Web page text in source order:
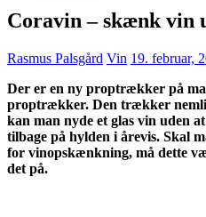
Coravin – skænk vin
Rasmus Palsgård Vin 19. februar,
Der er en ny proptrækker på
proptrækker. Den trækker
kan man nyde et glas vin uden
tilbage på hylden i årevis. Skal
for vinopskænkning, må dette
det på.